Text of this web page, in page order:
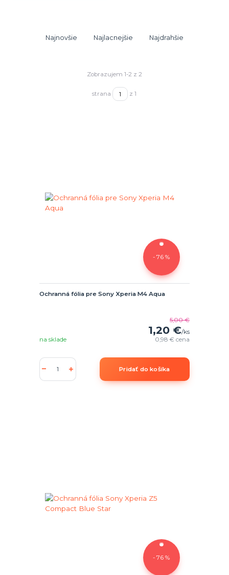
Najnovšie Najlacnejšie Najdrahšie
Zobrazujem 1-2 z 2
strana z 1
- 76 %
Ochranná fólia pre Sony Xperia M4 Aqua
5,00 €
1,20 €/ks
0,98 €cena
na sklade
Pridať do košíka
- 76 %